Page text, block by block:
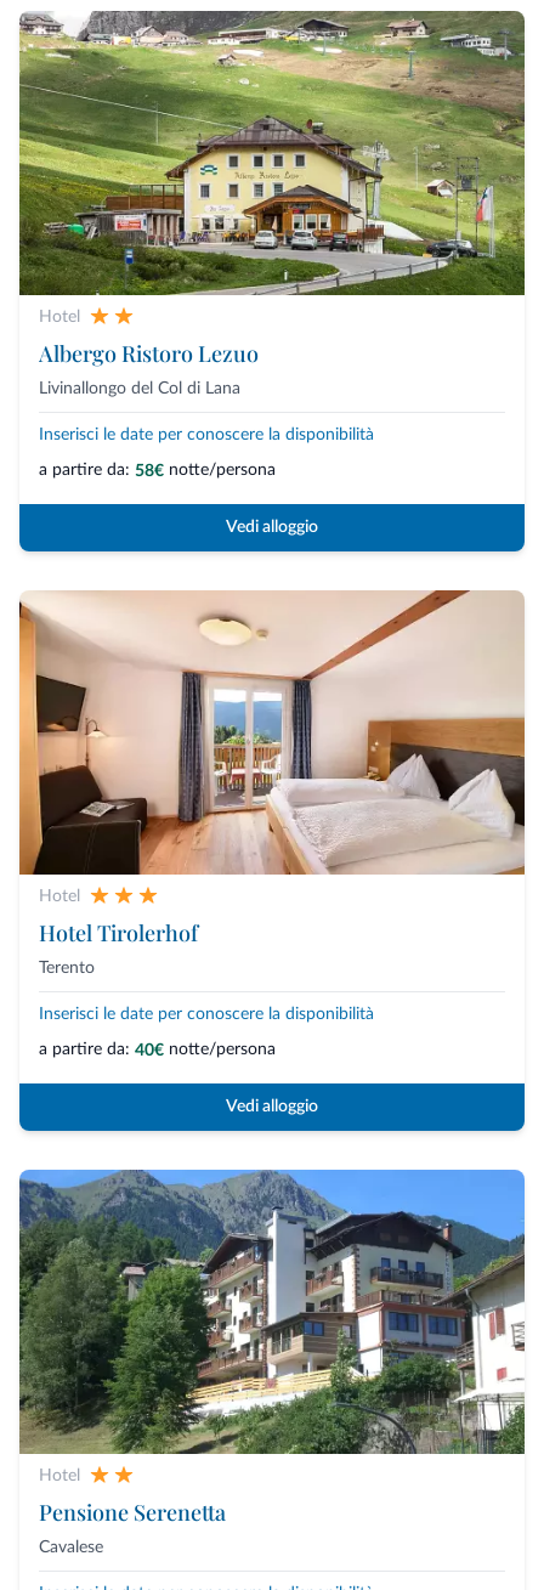
Hotel
Albergo Ristoro Lezuo
Livinallongo del Col di Lana
Inserisci le date per conoscere la disponibilità
a partire da: 58€ notte/persona
Vedi alloggio
Hotel
Hotel Tirolerhof
Terento
Inserisci le date per conoscere la disponibilità
a partire da: 40€ notte/persona
Vedi alloggio
Hotel
Pensione Serenetta
Cavalese